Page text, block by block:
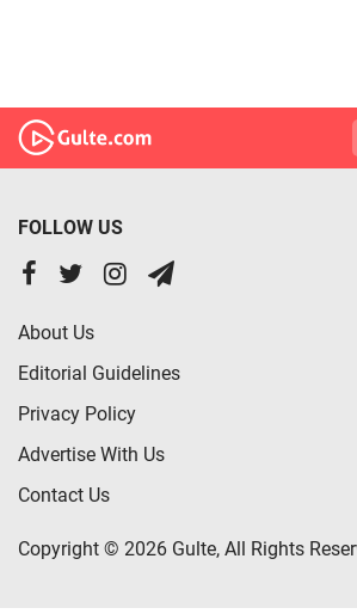
FOLLOW US
About Us
Editorial Guidelines
Privacy Policy
Advertise With Us
Contact Us
Copyright © 2026 Gulte, All Rights